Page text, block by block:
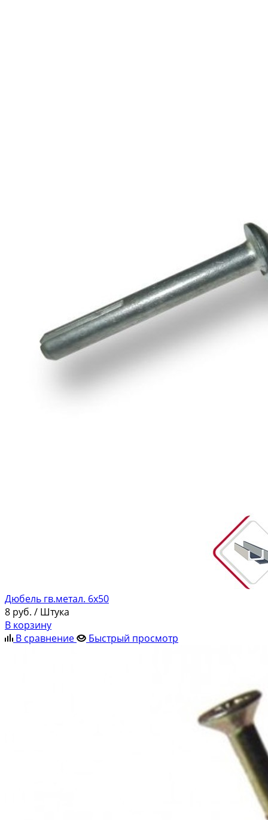
Дюбель гв.метал. 6х50
8 руб. / Штука
В корзину
В сравнение
Быстрый просмотр